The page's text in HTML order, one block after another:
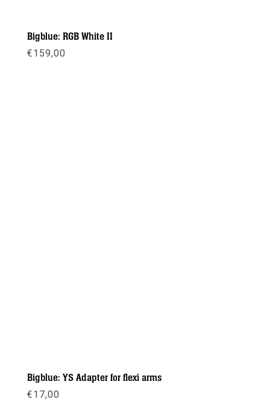
Bigblue: RGB White II
€159,00
Bigblue: YS Adapter for flexi arms
€17,00